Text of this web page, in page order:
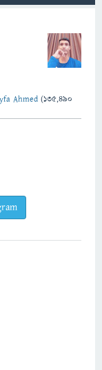
Ahmed (135,490